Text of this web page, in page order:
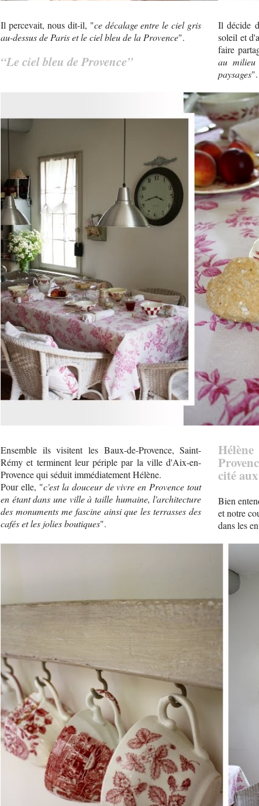
Il percevait, nous dit-il, "ce décalage entre le ciel gris
au-dessus de Paris et le ciel bleu de la Provence".
“Le ciel bleu de Provence”
Il décide
soleil et
faire
au
paysages".
Ensemble ils visitent les Baux-de-Provence, Saint-
Rémy et terminent leur périple par la ville d'Aix-en-
Provence qui séduit immédiatement Hélène.
Pour elle, "c'est la douceur de vivre en Provence tout
en étant dans une ville à taille humaine, l'architecture
des monuments me fascine ainsi que les terrasses des
cafés et les jolies boutiques".
cité
Bien
et notre
dans les